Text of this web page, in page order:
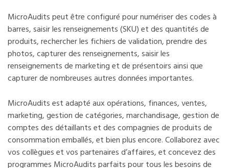
MicroAudits peut être configuré pour numériser des codes à
barres, saisir les renseignements (SKU) et des quantités de
produits, rechercher les fichiers de validation, prendre des
photos, capturer des renseignements, saisir les
renseignements de marketing et de présentoirs ainsi que
capturer de nombreuses autres données importantes.
MicroAudits est adapté aux opérations, finances, ventes,
marketing, gestion de catégories, marchandisage, gestion de
comptes des détaillants et des compagnies de produits de
consommation emballés, et bien plus encore. Collaborez avec
vos collègues et vos partenaires d’affaires, et concevez des